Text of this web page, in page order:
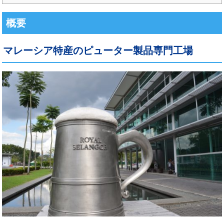
概要
マレーシア特産のピューター製品専門工場